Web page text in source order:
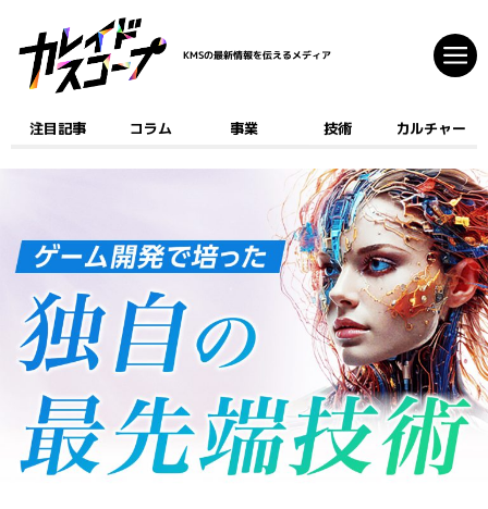
コラム
カルチャー
クリエイティブ
開発
AI
デジタルコミック
マーケティング
KMSの最新情報を伝えるメディア
注目記事 コラム 事業 技術 カルチャー